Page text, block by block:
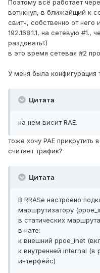
Поэтому всё работает
вотнкнул, в ближайщий к
свитч, собственно от него
192.168.1.1, на сетевую #1.,
раздовать!:)
в это время сетевая #2
У меня была конфигурация
Цитата
на нем висит RAE.
тоже хочу РАЕ прикрутить
считает трафик?
Цитата
В RRASе настроено
маршрутизатору
в статических
в нате:
к внешний ppoe_inet
к внутренней internal (в
интерфейс)